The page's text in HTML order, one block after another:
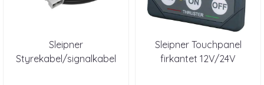
Sleipner
Styrekabel/signalkabel
Sleipner Touchpanel
firkantet 12V/24V